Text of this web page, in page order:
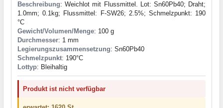
Beschreibung: Weichlot mit Flussmittel. Lot: Sn60Pb40; Draht;
1.0mm; 0.1kg; Flussmittel: F-SW26; 2.5%; Schmelzpunkt: 190
°C
Gewicht/Volumen/Menge: 100 g
Durchmesser: 1 mm
Legierungszusammensetzung: Sn60Pb40
Schmelzpunkt: 190°С
Lottyp: Bleihaltig
Produkt ist nicht verfügbar